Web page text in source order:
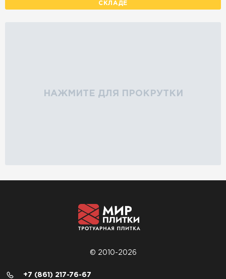
СКЛАДЕ
НАЖМИТЕ ДЛЯ ПРОКРУТКИ
© 2010-2026
+7 (861) 217-76-67